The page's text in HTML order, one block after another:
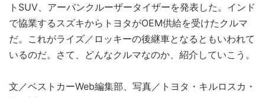
トSUV、アーバンクルーザータイザーを発表した。インド
で協業するスズキからトヨタがOEM供給を受けたクルマ
だ。これがライズ／ロッキーの後継車となるともいわれて
いるのだ。さて、どんなクルマなのか、紹介していこう。
文／ベストカーWeb編集部、写真／トヨタ・キルロスカ・